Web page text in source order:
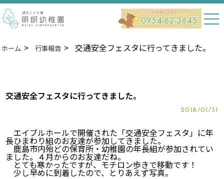
ホーム 行事報告 交通安全フェスタに行ってきました。
交通安全フェスタに行ってきました。
2018/01/31
エイブルホールで開催された「交通安全フェスタ」に年
長ひまわり組のお友達が参加してきました。
鹿島市内殆どの保育所・幼稚園の年長組が参加されてい
ました。４月からのお友達だね。
とても寒かったですが、モチロン歩きで移動です！
少し早めに到着したので、とりあえず写真。